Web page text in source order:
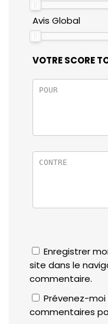
Avis Global
VOTRE SCORE
Enregistrer
site dans le
commentaire.
Prévenez-
commentaires